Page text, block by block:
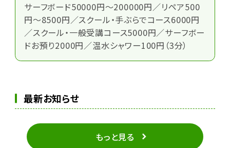
サーフボード50000円～200000円／リペア500
円～8500円／スクール・手ぶらでコース6000円
／スクール・一般受講コース5000円／サーフボー
ドお預り2000円／温水シャワー100円（3分）
最新お知らせ
もっと見る